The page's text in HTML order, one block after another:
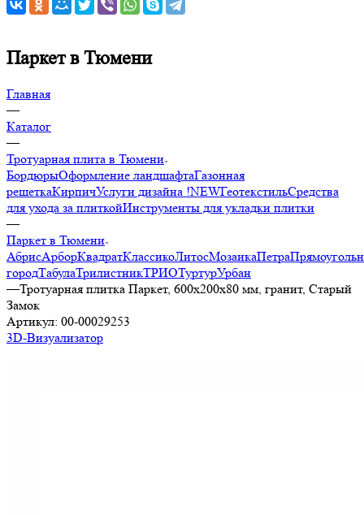
Паркет в Тюмени
Главная
—
Каталог
—
Тротуарная плита в Тюмени
БордюрыОформление ландшафтаГазонная
решеткаКирпичУслуги дизайна !NEWГеотекстильСредства
для ухода за плиткойИнструменты для укладки плитки
—
Паркет в Тюмени
АбрисАрборКвадратКлассикоЛитосМозаикаПетра
городТабулаТрилистникТРИОТуртурУрбан
—Тротуарная плитка Паркет, 600х200х80 мм, гранит, Старый
Замок
Артикул: 00-00029253
3D-Визуализатор